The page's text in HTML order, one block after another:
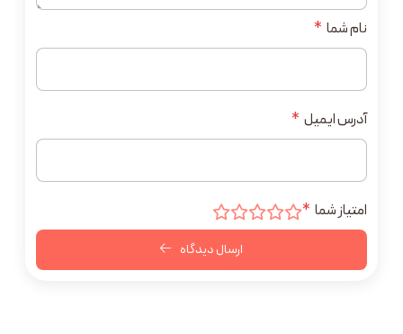
نام شما *
آدرس ایمیل *
امتیاز شما *
ارسال دیدگاه